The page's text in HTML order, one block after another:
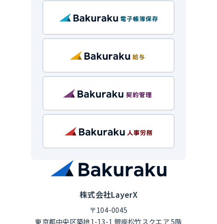
株式会社LayerX
〒104-0045
東京都中央区築地1-13-1 銀座松竹スクエア 5階